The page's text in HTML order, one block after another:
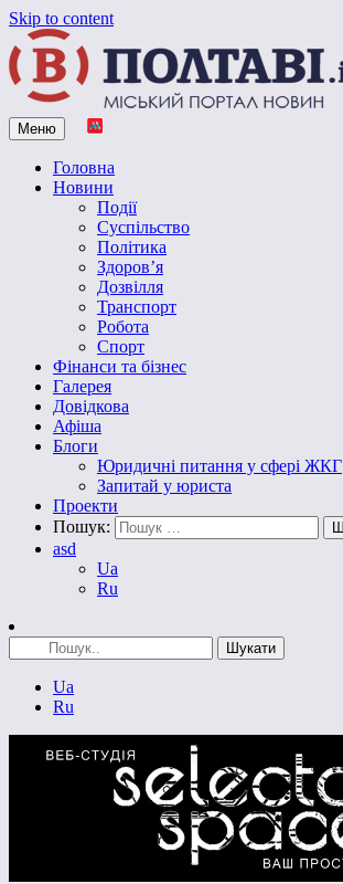
Skip to content
Vpoltave.info
Полтавський портал новин
Меню
Головна
Новини
Події
Суспільство
Політика
Здоров’я
Дозвілля
Транспорт
Робота
Спорт
Фінанси та бізнес
Галерея
Довідкова
Афіша
Блоги
Юридичні питання у сфері ЖКГ
Запитай у юриста
Проекти
Пошук:
asd
Ua
Ru
Ua
Ru